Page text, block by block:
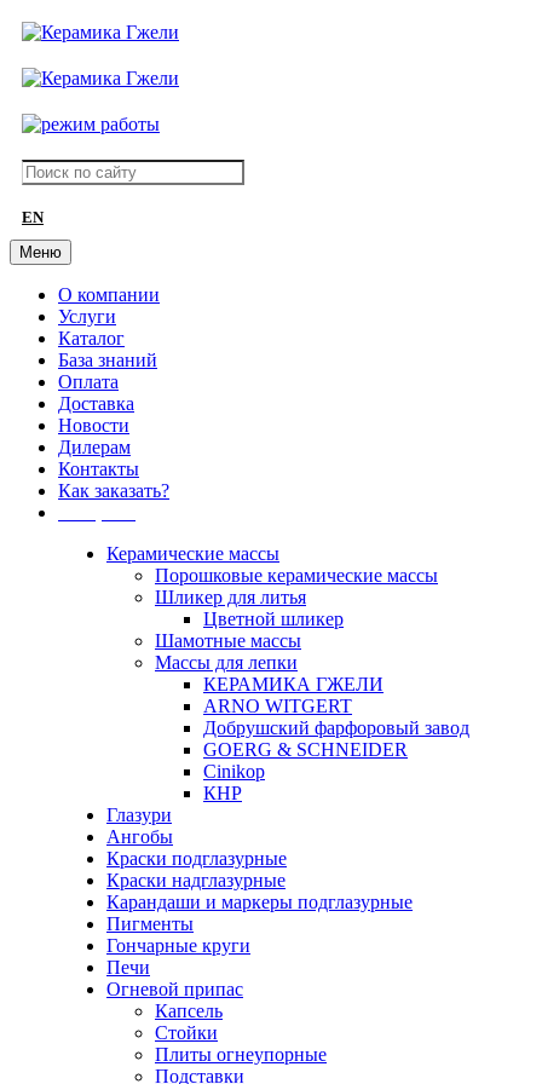
EN
Меню
О компании
Услуги
Каталог
База знаний
Оплата
Доставка
Новости
Дилерам
Контакты
Как заказать?
Керамические массы
Порошковые керамические массы
Шликер для литья
Цветной шликер
Шамотные массы
Массы для лепки
КЕРАМИКА ГЖЕЛИ
ARNO WITGERT
Добрушский фарфоровый завод
GOERG & SCHNEIDER
Cinikop
КНР
Глазури
Ангобы
Краски подглазурные
Краски надглазурные
Карандаши и маркеры подглазурные
Пигменты
Гончарные круги
Печи
Огневой припас
Капсель
Стойки
Плиты огнеупорные
Подставки